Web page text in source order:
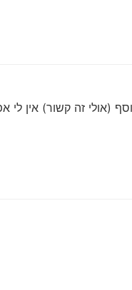
(אולי זה קשור)